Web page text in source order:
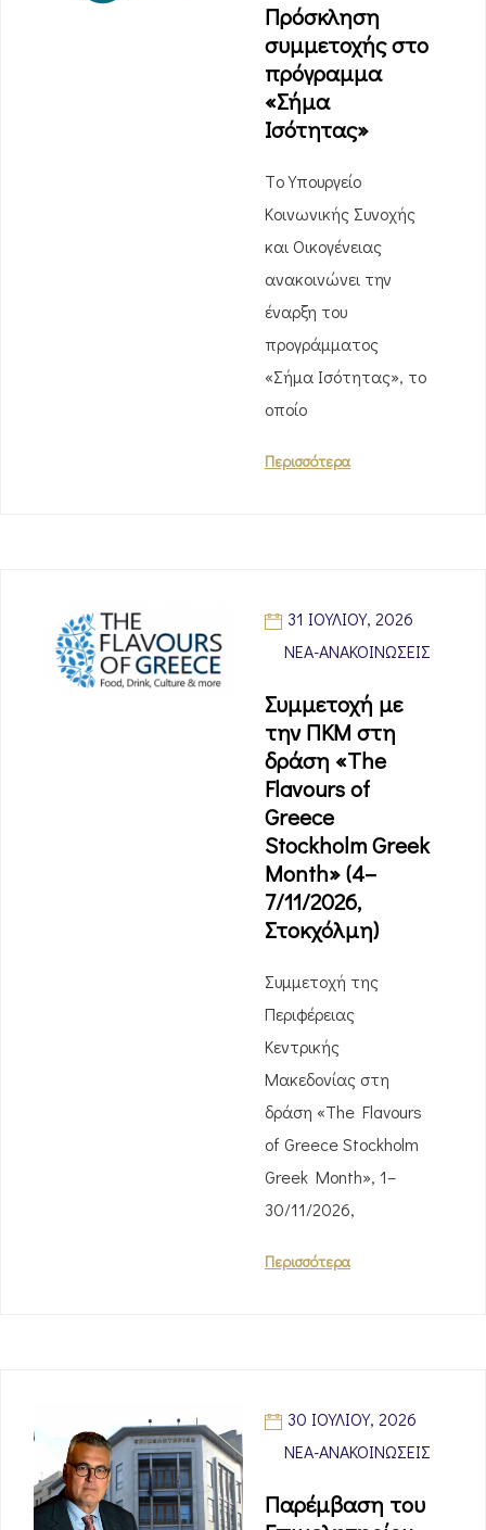
Πρόσκληση
συμμετοχής στο
πρόγραμμα
«Σήμα
Ισότητας»
Tο Υπουργείο
Κοινωνικής Συνοχής
και Οικογένειας
ανακοινώνει την
έναρξη του
προγράμματος
«Σήμα Ισότητας», το
οποίο
Περισσότερα
31 ΙΟΥΛΊΟΥ, 2026
ΝΈΑ-ΑΝΑΚΟΙΝΏΣΕΙΣ
Συμμετοχή με
την ΠΚΜ στη
δράση «The
Flavours of
Greece
Stockholm Greek
Month» (4–
7/11/2026,
Στοκχόλμη)
Συμμετοχή της
Περιφέρειας
Κεντρικής
Μακεδονίας στη
δράση «The Flavours
of Greece Stockholm
Greek Month», 1–
30/11/2026,
Περισσότερα
30 ΙΟΥΛΊΟΥ, 2026
ΝΈΑ-ΑΝΑΚΟΙΝΏΣΕΙΣ
Παρέμβαση του